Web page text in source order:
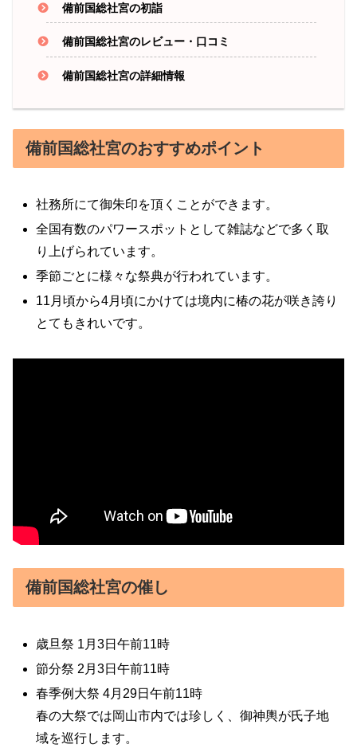
備前国総社宮の初詣
備前国総社宮のレビュー・口コミ
備前国総社宮の詳細情報
備前国総社宮のおすすめポイント
社務所にて御朱印を頂くことができます。
全国有数のパワースポットとして雑誌などで多く取
り上げられています。
季節ごとに様々な祭典が行われています。
11月頃から4月頃にかけては境内に椿の花が咲き誇り
とてもきれいです。
備前国総社宮の催し
歳旦祭 1月3日午前11時
節分祭 2月3日午前11時
春季例大祭 4月29日午前11時
春の大祭では岡山市内では珍しく、御神輿が氏子地
域を巡行します。